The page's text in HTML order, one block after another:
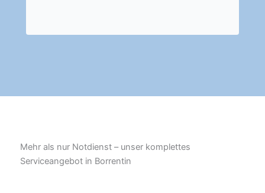
Mehr als nur Notdienst – unser komplettes
Serviceangebot in Borrentin